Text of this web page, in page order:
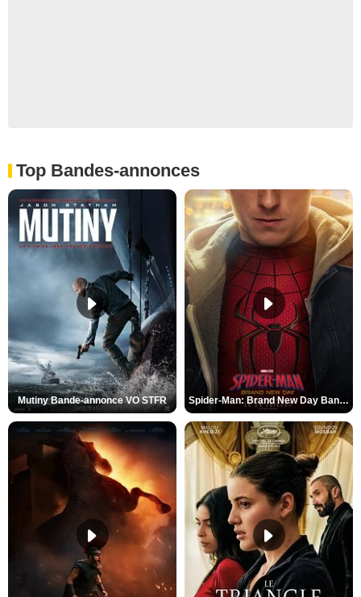
Top Bandes-annonces
Mutiny Bande-annonce VO STFR Spider-Man: Brand New Day Bande-annonce VO STFR